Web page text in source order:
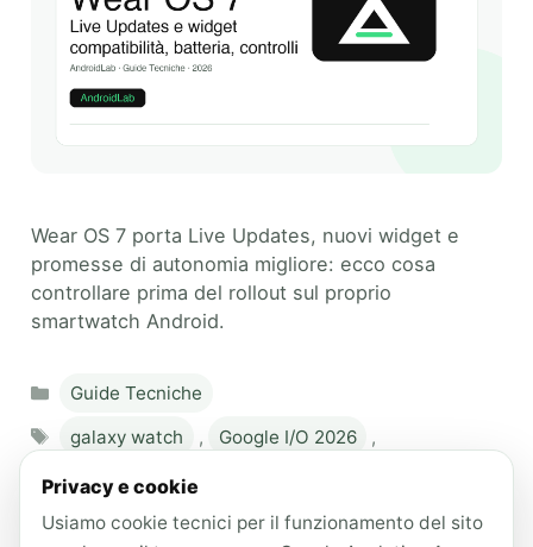
Wear OS 7 porta Live Updates, nuovi widget e
promesse di autonomia migliore: ecco cosa
controllare prima del rollout sul proprio
smartwatch Android.
Categories
Guide Tecniche
Tags
galaxy watch , Google I/O 2026
,
Live Updates
, Pixel Watch
smartwatch Android
, Wear OS 7 ,
Privacy e cookie
Usiamo cookie tecnici per il funzionamento del sito